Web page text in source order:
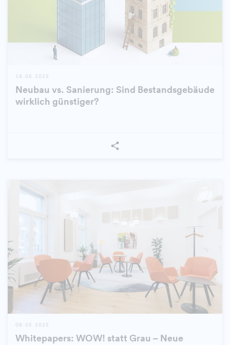
18.06.2025
Neubau vs. Sanierung: Sind Bestandsgebäude
wirklich günstiger?
08.05.2025
Whitepapers: WOW! statt Grau – Neue